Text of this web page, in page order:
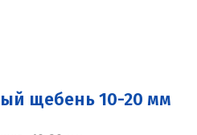
щебень 10-20 мм